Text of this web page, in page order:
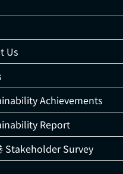
Us
Achievements
Report
Stakeholder Survey